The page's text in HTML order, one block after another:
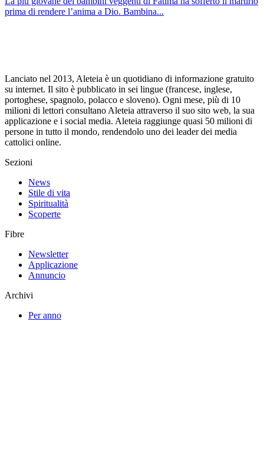
prima di rendere l’anima a Dio. Bambina...
Lanciato nel 2013, Aleteia è un quotidiano di informazione gratuito
su internet. Il sito è pubblicato in sei lingue (francese, inglese,
portoghese, spagnolo, polacco e sloveno). Ogni mese, più di 10
milioni di lettori consultano Aleteia attraverso il suo sito web, la sua
applicazione e i social media. Aleteia raggiunge quasi 50 milioni di
persone in tutto il mondo, rendendolo uno dei leader dei media
cattolici online.
Sezioni
News
Stile di vita
Spiritualità
Scoperte
Fibre
Newsletter
Applicazione
Annuncio
Archivi
Per anno